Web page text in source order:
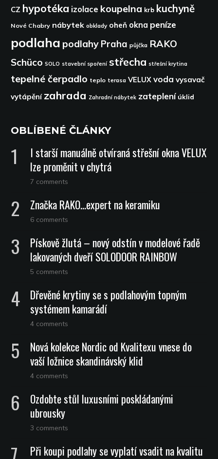
CZ hypotéka izolace koupelna krb kuchyně
Nové Chabry nábytek obklady oheň okna peníze
podlaha podlahy Praha půjčka RAKO
Schüco SOLO stavební spoření střecha střešní krytina
tepelné čerpadlo teplo terasa VELUX voda vysavač
vytápění zahrada Zahradní nábytek zateplení úklid
OBLÍBENÉ ČLÁNKY
I starší manuálně otvíraná střešní okna VELUX
lze proměnit v chytrá
7 comments
Značka RAKO…expert na keramiku
6 comments
Pískově žlutá – nový odstín v modelové řadě
lakovaných dveří SOLODOOR RAINBOW
5 comments
Dřevěné krytiny se s podlahovým topným
systémem kamarádí
4 comments
Nová kolekce Nordic od Kvalitexu vnese do
vaší ložnice skandinávský klid
4 comments
Ozdobte stůl luxusními poskládanými
ubrousky
3 comments
Při koupi podlahy se vyplatí vsadit na kvalitu